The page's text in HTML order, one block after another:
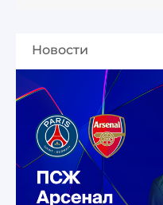
Новости